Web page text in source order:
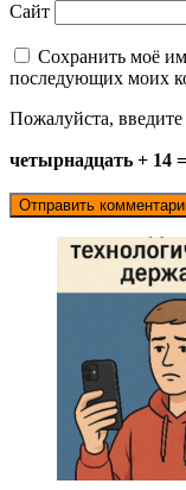
Сайт
Сохранить моё
последующих моих
Пожалуйста,
четырнадцать + 14 =